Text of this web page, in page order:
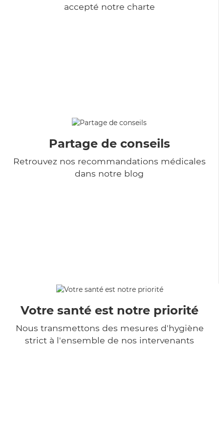
accepté notre charte
Partage de conseils
Retrouvez nos recommandations médicales
dans notre blog
Votre santé est notre priorité
Nous transmettons des mesures d'hygiène
strict à l'ensemble de nos intervenants